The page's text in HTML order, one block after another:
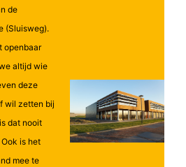
de
(Sluisweg).
openbaar
altijd wie
deze
wil zetten bij
dat nooit
is het
mee te